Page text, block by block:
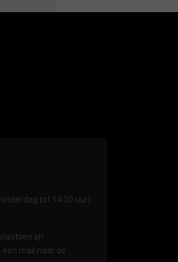
tot 14:00 uur)
en
mail naar de